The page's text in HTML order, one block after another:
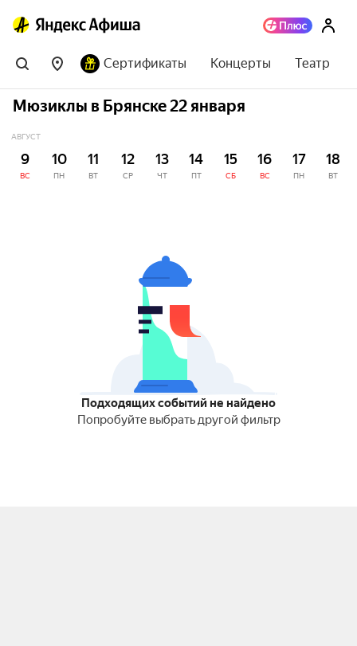
Сертификаты Концерты Театр
Мюзиклы в Брянске 22 января
АВГУСТ
9
ВС
10
ПН
11
ВТ
12
СР
13
ЧТ
14
ПТ
15
СБ
16
ВС
17
ПН
18
ВТ
Подходящих событий не найдено
Попробуйте выбрать другой фильтр